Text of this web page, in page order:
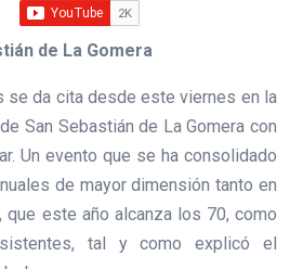
de La Gomera
se da cita desde este viernes en la
San Sebastián de La Gomera con
Un evento que se ha consolidado
de mayor dimensión tanto en
este año alcanza los 70, como
tal y como explicó el